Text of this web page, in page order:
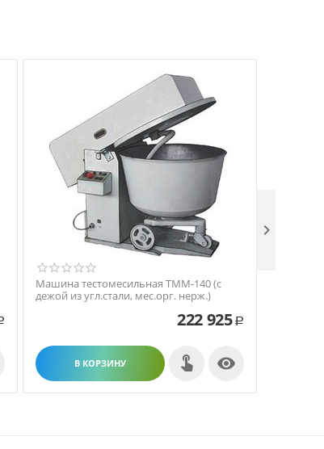
Машина тестомесильная ТММ-140 (с
дежой из угл.стали, мес.орг. нерж.)
222 925 Р
В КОРЗИНУ 
